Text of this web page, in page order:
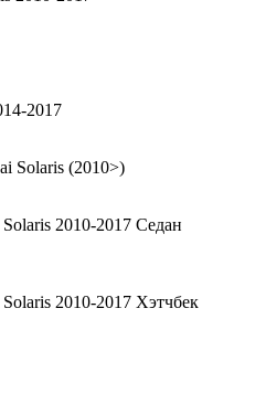
2017
Solaris (2010>)
2010-2017 Седан
2010-2017 Хэтчбек